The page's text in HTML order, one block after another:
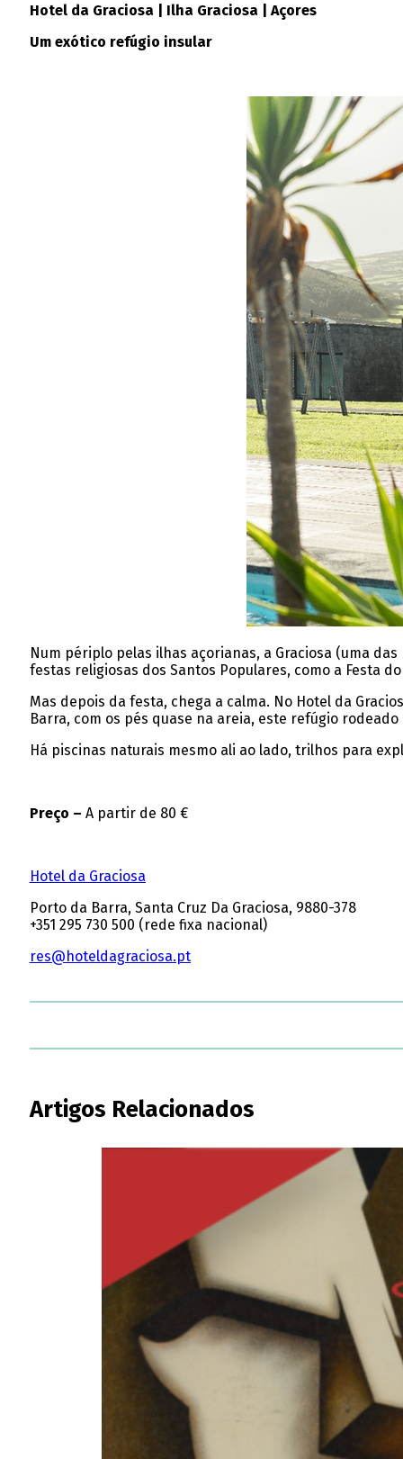
Hotel da Graciosa | Ilha Graciosa | Açores
Um exótico refúgio insular
Num périplo pelas ilhas açorianas, a Graciosa (uma
festas religiosas dos Santos Populares, como a Festa
Mas depois da festa, chega a calma. No Hotel da
Barra, com os pés quase na areia, este refúgio
Há piscinas naturais mesmo ali ao lado, trilhos para
Preço – A partir de 80 €
Hotel da Graciosa
Porto da Barra, Santa Cruz Da Graciosa, 9880-378
+351 295 730 500 (rede fixa nacional)
res@hoteldagraciosa.pt
Artigos Relacionados